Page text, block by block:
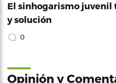
El sinhogarismo juvenil
y solución
0
Opinión y